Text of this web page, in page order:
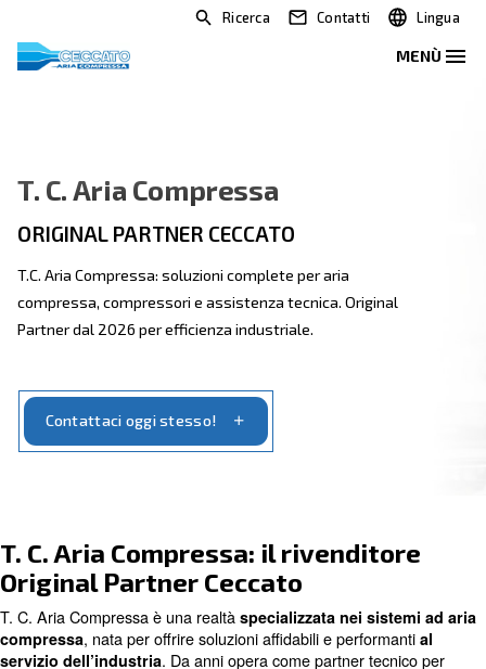
Ricerca Contatti
ORIGINAL PARTNER CECCATO
T. C. Aria Compressa
T.C. Aria Compressa: soluzioni complete per aria
Partner dal 2026 per efficienza industriale.